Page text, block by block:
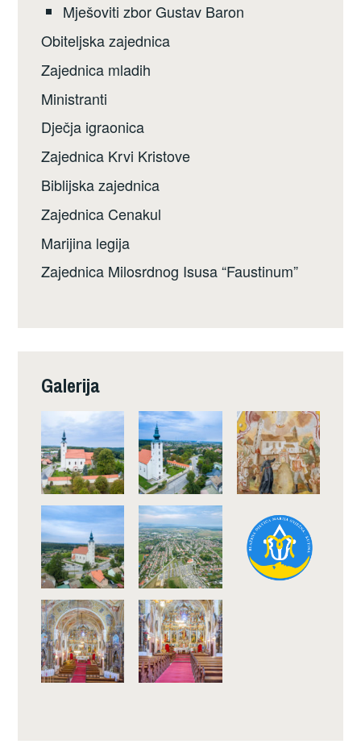
Mješoviti zbor Gustav Baron
Obiteljska zajednica
Zajednica mladih
Ministranti
Dječja igraonica
Zajednica Krvi Kristove
Biblijska zajednica
Zajednica Cenakul
Marijina legija
Zajednica Milosrdnog Isusa “Faustinum”
Galerija